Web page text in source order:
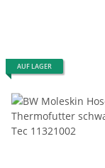
AUF LAGER